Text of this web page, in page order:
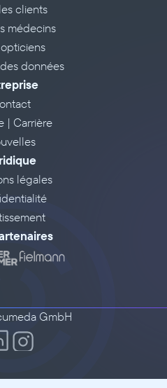
clients
médecins
données
| Carrière
légales
GmbH